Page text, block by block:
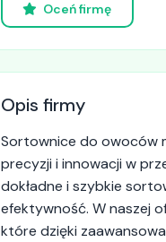
Oceń firmę
Opis firmy
Sortownice do owoców
precyzji i innowacji w
dokładne i szybkie
efektywność. W naszej
które dzięki